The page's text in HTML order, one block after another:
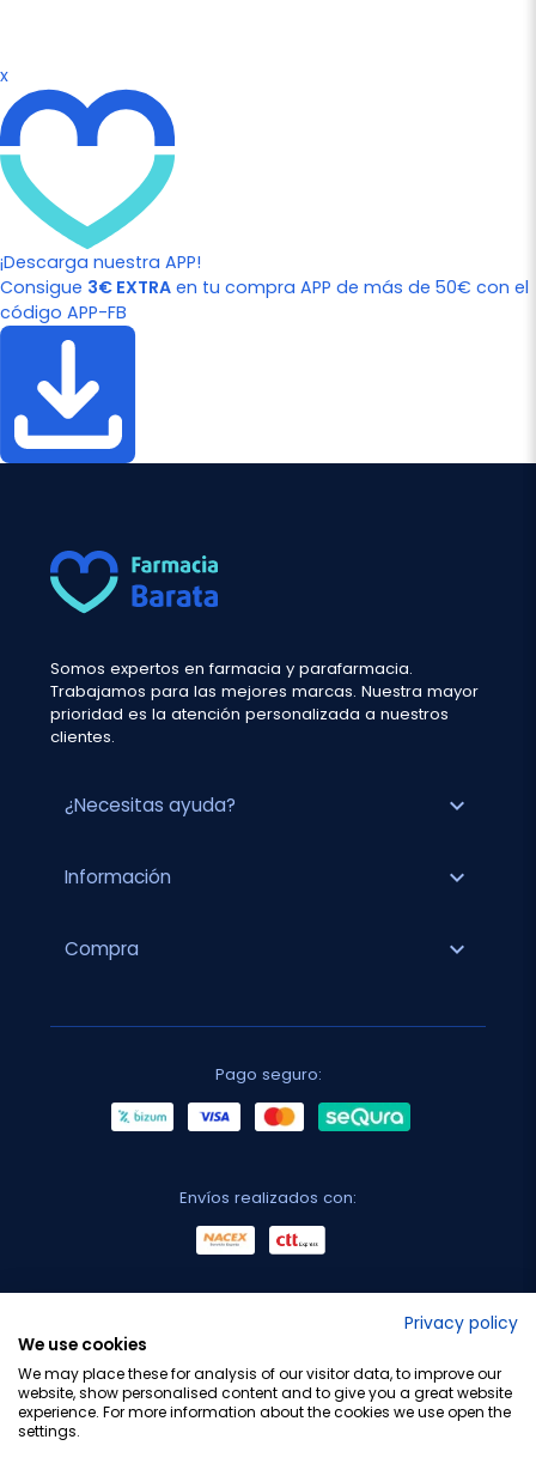
x
¡Descarga nuestra APP!
Consigue 3€ EXTRA en tu compra APP de más de 50€ con el
código APP-FB
Somos expertos en farmacia y parafarmacia.
Trabajamos para las mejores marcas. Nuestra mayor
prioridad es la atención personalizada a nuestros
clientes.
¿Necesitas ayuda? expand_more
Información expand_more
Compra expand_more
Pago seguro:
Envíos realizados con:
Privacy policy
We use cookies
We may place these for analysis of our visitor data, to improve our
website, show personalised content and to give you a great website
experience. For more information about the cookies we use open the
settings.